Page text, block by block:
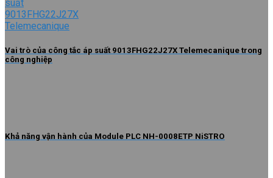
Vai trò của công tắc áp suất 9013FHG22J27X Telemecanique trong
công nghiệp
Khả năng vận hành của Module PLC NH-0008ETP NiSTRO